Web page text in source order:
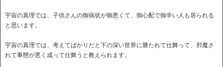
宇宙の真理では、子供さんの御病状が御悪くて、御心配で御辛い人も居られる
と思います。
宇宙の真理では、考えてばかりだと下の深い世界に勝たれて仕舞って、邪魔さ
れて事態が悪く成って仕舞うと教えられます。